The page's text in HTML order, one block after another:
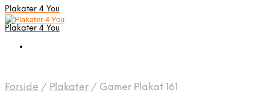
Plakater 4 You
Plakater 4 You
Forside / Plakater / Gamer Plakat 161